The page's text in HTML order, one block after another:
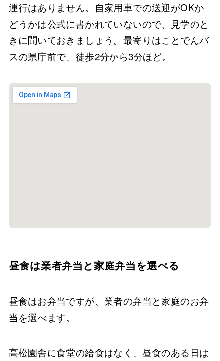
運行はありません。自家用車での送迎がOKか
どうかは公式に書かれていないので、見学のと
きに聞いておきましょう。最寄りはことでんバ
スの県庁前で、徒歩2分から3分ほど。
昼食は業者弁当と家庭弁当を選べる
昼食はお弁当ですが、業者の弁当と家庭のお弁
当を選べます。
高松園舎に食堂の給食はなく、昼食のある日は